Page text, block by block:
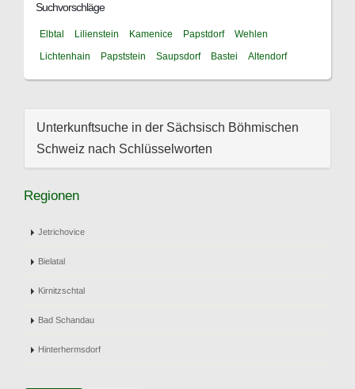
Suchvorschläge
Elbtal Lilienstein Kamenice Papstdorf
Wehlen
Lichtenhain
Papststein Saupsdorf Bastei Altendorf
Unterkunftsuche in der Sächsisch Böhmischen
Schweiz nach Schlüsselworten
Regionen
Jetrichovice
Bielatal
Kirnitzschtal
Bad Schandau
Hinterhermsdorf